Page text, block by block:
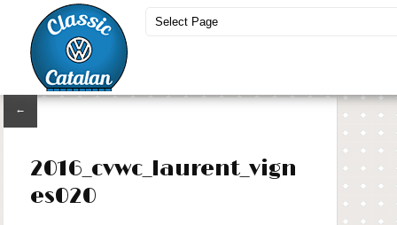
←
2016_cvwc_laurent_vign
es020